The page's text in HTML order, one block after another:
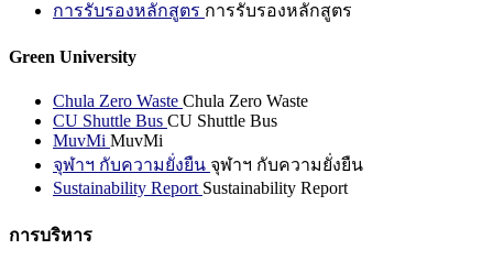
การรับรองหลักสูตร การรับรองหลักสูตร
Green University
Chula Zero Waste Chula Zero Waste
CU Shuttle Bus CU Shuttle Bus
MuvMi MuvMi
จุฬาฯ กับความยั่งยืน จุฬาฯ กับความยั่งยืน
Sustainability Report Sustainability Report
การบริหาร